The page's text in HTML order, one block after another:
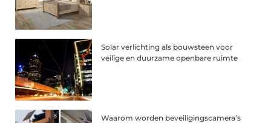
Solar verlichting als bouwsteen voor
veilige en duurzame openbare ruimte
Waarom worden beveiligingscamera’s